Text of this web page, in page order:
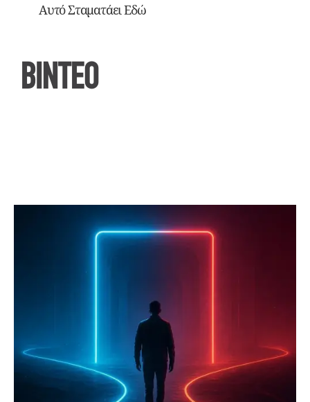
Αυτό Σταματάει Εδώ
ΒΙΝΤΕΟ